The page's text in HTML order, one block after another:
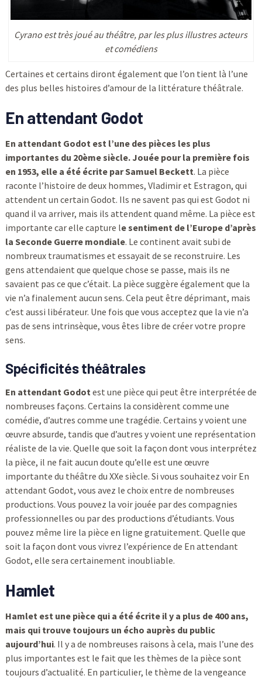
Cyrano est très joué au théâtre, par les plus illustres acteurs
et comédiens
Certaines et certains diront également que l’on tient là l’une
des plus belles histoires d’amour de la littérature théâtrale.
En attendant Godot
En attendant Godot est l’une des pièces les plus
importantes du 20ème siècle. Jouée pour la première fois
en 1953, elle a été écrite par Samuel Beckett. La pièce
raconte l’histoire de deux hommes, Vladimir et Estragon, qui
attendent un certain Godot. Ils ne savent pas qui est Godot ni
quand il va arriver, mais ils attendent quand même. La pièce est
importante car elle capture le sentiment de l’Europe d’après
la Seconde Guerre mondiale. Le continent avait subi de
nombreux traumatismes et essayait de se reconstruire. Les
gens attendaient que quelque chose se passe, mais ils ne
savaient pas ce que c’était. La pièce suggère également que la
vie n’a finalement aucun sens. Cela peut être déprimant, mais
c’est aussi libérateur. Une fois que vous acceptez que la vie n’a
pas de sens intrinsèque, vous êtes libre de créer votre propre
sens.
Spécificités théâtrales
En attendant Godot est une pièce qui peut être interprétée de
nombreuses façons. Certains la considèrent comme une
comédie, d’autres comme une tragédie. Certains y voient une
œuvre absurde, tandis que d’autres y voient une représentation
réaliste de la vie. Quelle que soit la façon dont vous interprétez
la pièce, il ne fait aucun doute qu’elle est une œuvre
importante du théâtre du XXe siècle. Si vous souhaitez voir En
attendant Godot, vous avez le choix entre de nombreuses
productions. Vous pouvez la voir jouée par des compagnies
professionnelles ou par des productions d’étudiants. Vous
pouvez même lire la pièce en ligne gratuitement. Quelle que
soit la façon dont vous vivrez l’expérience de En attendant
Godot, elle sera certainement inoubliable.
Hamlet
Hamlet est une pièce qui a été écrite il y a plus de 400 ans,
mais qui trouve toujours un écho auprès du public
aujourd’hui. Il y a de nombreuses raisons à cela, mais l’une des
plus importantes est le fait que les thèmes de la pièce sont
toujours d’actualité. En particulier, le thème de la vengeance